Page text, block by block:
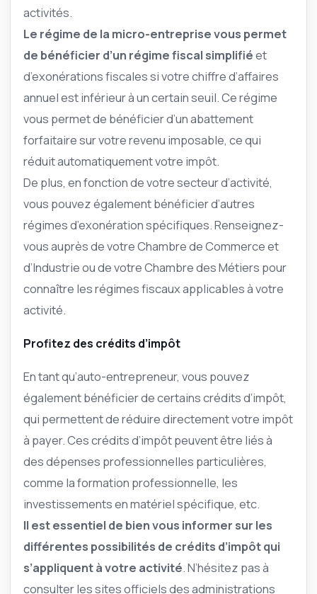
activités.
Le régime de la micro-entreprise vous permet
de bénéficier d’un régime fiscal simplifiéet
d’exonérations fiscales si votre chiffre d’affaires
annuel est inférieur à un certain seuil. Ce régime
vous permet de bénéficier d’un abattement
forfaitaire sur votre revenu imposable, ce qui
réduit automatiquement votre impôt.
De plus, en fonction de votre secteur d’activité,
vous pouvez également bénéficier d’autres
régimes d’exonération spécifiques. Renseignez-
vous auprès de votre Chambre de Commerce et
d’Industrie ou de votre Chambre des Métiers pour
connaître les régimes fiscaux applicables à votre
activité.
Profitez des crédits d’impôt
En tant qu’auto-entrepreneur, vous pouvez
également bénéficier de certains crédits d’impôt,
qui permettent de réduire directement votre impôt
à payer. Ces crédits d’impôt peuvent être liés à
des dépenses professionnelles particulières,
comme la formation professionnelle, les
investissements en matériel spécifique, etc.
Il est essentiel de bien vous informer sur les
différentes possibilités de crédits d’impôt qui
s’appliquent à votre activité. N’hésitez pas à
consulter les sites officiels des administrations